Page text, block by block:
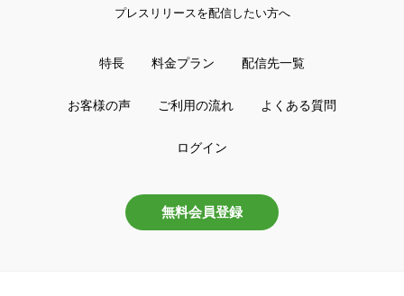
プレスリリースを配信したい方へ
特長 料金プラン 配信先一覧
お客様の声 ご利用の流れ よくある質問
ログイン
無料会員登録